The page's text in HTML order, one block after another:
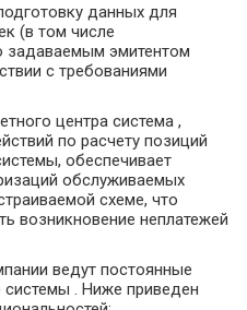
данных для
(в том числе
задаваемым эмитентом
с требованиями
центра система ,
по расчету позиций
обеспечивает
обслуживаемых
схеме, что
возникновение неплатежей
ведут постоянные
. Ниже приведен